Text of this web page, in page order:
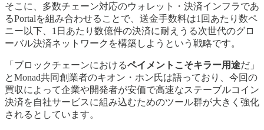
そこに、多数チェーン対応のウォレット・決済インフラであ
るPortalを組み合わせることで、送金手数料は1回あたり数ペ
ニー以下、1日あたり数億件の決済に耐えうる次世代のグロ
ーバル決済ネットワークを構築しようという戦略です。
「ブロックチェーンにおけるペイメントこそキラー用途だ」
とMonad共同創業者のキオン・ホン氏は語っており、今回の
買収によって企業や開発者が安価で高速なステーブルコイン
決済を自社サービスに組み込むためのツール群が大きく強化
されるとしています。